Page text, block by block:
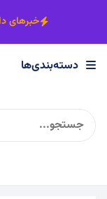
دسته‌بندی‌ها
اجتماعی
خبرهای
میزبان زائران
دسته‌بندی‌ها